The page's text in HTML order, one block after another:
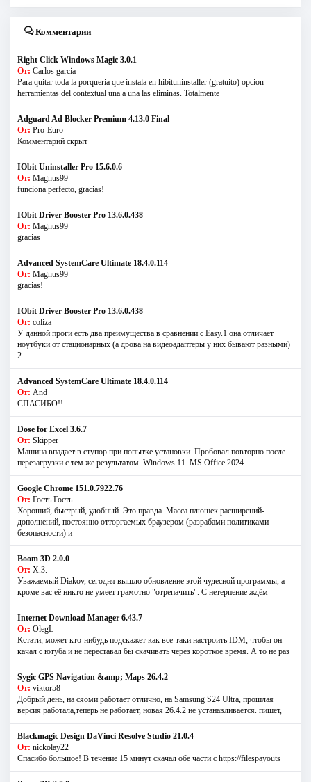
Комментарии
Right Click Windows Magic 3.0.1
От: Carlos garcia
Para quitar toda la porqueria que instala en hibituninstaller (gratuito) opcion
herramientas del contextual una a una las eliminas. Totalmente
Adguard Ad Blocker Premium 4.13.0 Final
От: Pro-Euro
Комментарий скрыт
IObit Uninstaller Pro 15.6.0.6
От: Magnus99
funciona perfecto, gracias!
IObit Driver Booster Pro 13.6.0.438
От: Magnus99
gracias
Advanced SystemCare Ultimate 18.4.0.114
От: Magnus99
gracias!
IObit Driver Booster Pro 13.6.0.438
От: coliza
У данной проги есть два преимущества в сравнении с Easy.1 она отличает
ноутбуки от стационарных (а дрова на видеоадаптеры у них бывают разными)
2
Advanced SystemCare Ultimate 18.4.0.114
От: And
СПАСИБО!!
Dose for Excel 3.6.7
От: Skipper
Машина впадает в ступор при попытке установки. Пробовал повторно после
перезагрузки с тем же результатом. Windows 11. MS Offiсe 2024.
Google Chrome 151.0.7922.76
От: Гость Гость
Хороший, быстрый, удобный. Это правда. Масса плюшек расширений-
дополнений, постоянно отторгаемых браузером (разрабами политиками
безопасности) и
Boom 3D 2.0.0
От: Х.З.
Уважаемый Diakov, сегодня вышло обновление этой чудесной программы, а
кроме вас её никто не умеет грамотно "отрепачить". С нетерпение ждём
Internet Download Manager 6.43.7
От: OlegL
Кстати, может кто-нибудь подскажет как все-таки настроить IDM, чтобы он
качал с ютуба и не переставал бы скачивать через короткое время. А то не раз
Sygic GPS Navigation &amp; Maps 26.4.2
От: viktor58
Добрый день, на сяоми работает отлично, на Samsung S24 Ultra, прошлая
версия работала,теперь не работает, новая 26.4.2 не устанавливается. пишет,
Blackmagic Design DaVinci Resolve Studio 21.0.4
От: nickolay22
Спасибо большое! В течение 15 минут скачал обе части с https://filespayouts